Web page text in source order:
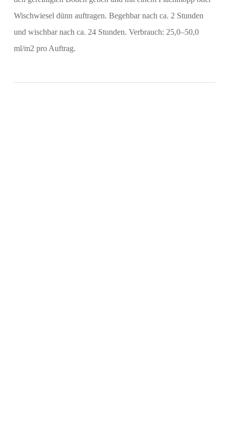
Wischwiesel dünn auftragen. Begehbar nach ca. 2 Stunden
und wischbar nach ca. 24 Stunden. Verbrauch: 25,0‒50,0
ml/m2 pro Auftrag.